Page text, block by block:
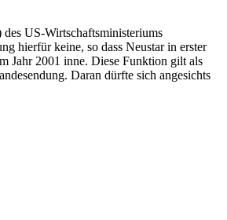
US-Wirtschaftsministeriums
hierfür keine, so dass Neustar in erster
Jahr 2001 inne. Diese Funktion gilt als
Daran dürfte sich angesichts